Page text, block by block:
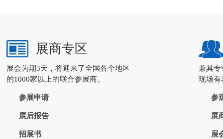
展商专区
展会为期3天，将迎来了全国各个地区
的1000家以上的联合参展商。
参展申请
展后报告
招展书
兼具专
现场有
参
展
展